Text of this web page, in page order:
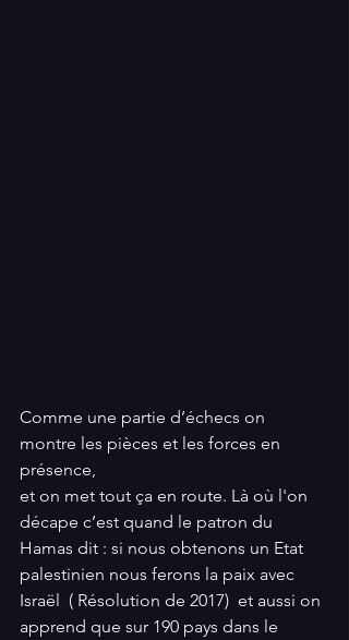
Comme une partie d’échecs on
montre les pièces et les forces en
présence,
et on met tout ça en route. Là où l'on
décape c’est quand le patron du
Hamas dit : si nous obtenons un Etat
palestinien nous ferons la paix avec
Israël  ( Résolution de 2017)  et aussi on
apprend que sur 190 pays dans le